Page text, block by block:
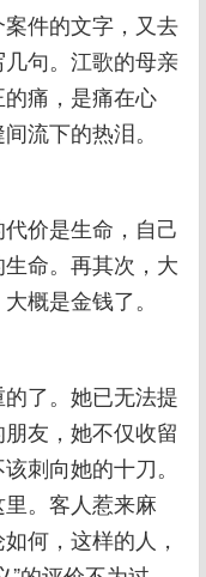
件的文字，又去
句。江歌的母亲
痛，是痛在心
流下的热泪。
价是生命，自己
命。再其次，大
概是金钱了。
了。她已无法提
友，她不仅收留
刺向她的十刀。
。客人惹来麻
何，这样的人，